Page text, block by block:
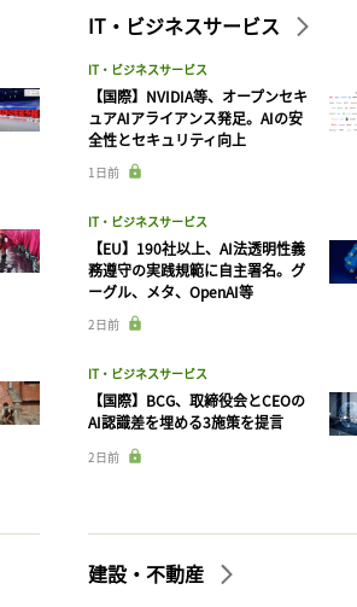
IT・ビジネスサービス
IT・ビジネスサービス
【国際】NVIDIA等、オープンセキ
ュアAIアライアンス発足。AIの安
全性とセキュリティ向上
1日前
IT・ビジネスサービス
【EU】190社以上、AI法透明性義
務遵守の実践規範に自主署名。グ
ーグル、メタ、OpenAI等
2日前
IT・ビジネスサービス
【国際】BCG、取締役会とCEOの
AI認識差を埋める3施策を提言
2日前
建設・不動産
記事を
ログイン